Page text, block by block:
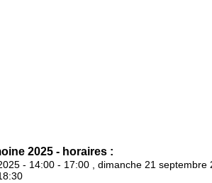
2025 - horaires :
- 14:00 - 17:00 , dimanche 21 septembre